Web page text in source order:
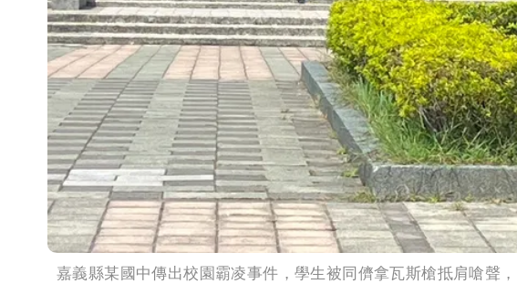
嘉義縣某國中傳出校園霸凌事件，學生被同儕拿瓦斯槍抵肩嗆聲